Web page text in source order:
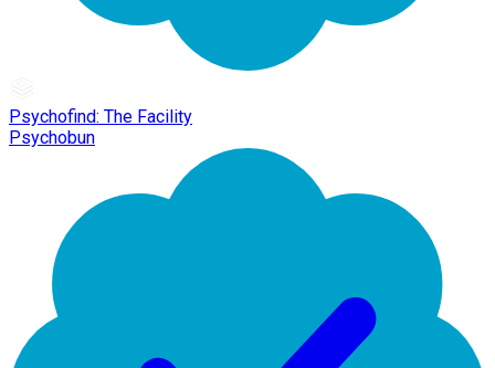
Psychofind: The Facility
Psychobun